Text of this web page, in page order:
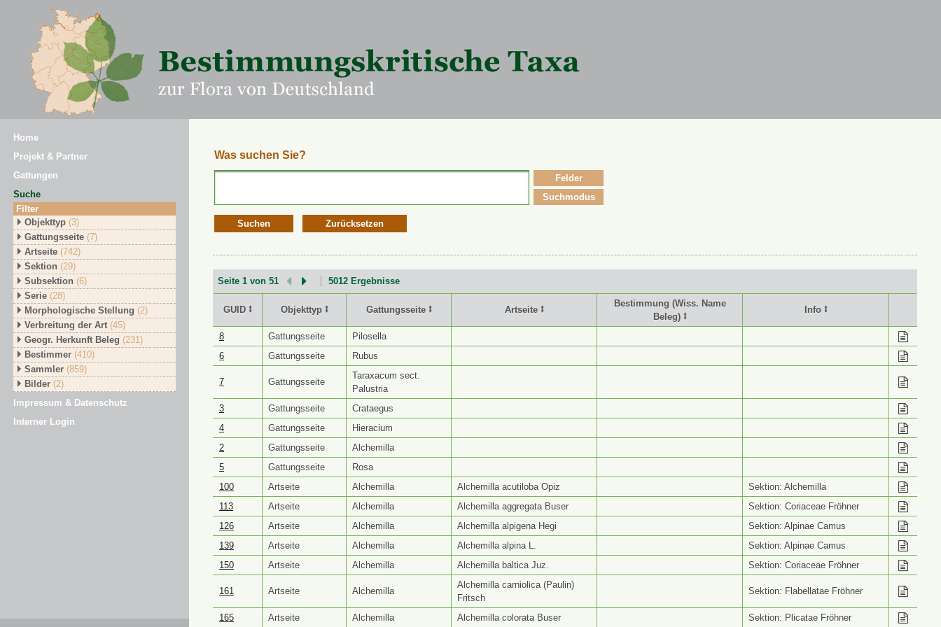
Home
Projekt & Partner
Gattungen
Suche
Filter
Objekttyp (3)
Gattungsseite (7)
Artseite (742)
Sektion (29)
Subsektion (6)
Serie (28)
Morphologische Stellung (2)
Verbreitung der Art (45)
Geogr. Herkunft Beleg (231)
Bestimmer (410)
Sammler (859)
Bilder (2)
Impressum & Datenschutz
Interner Login
Was suchen Sie?
Suchen Zurücksetzen
Felder
Suchmodus
Seite 1 von 51 5012 Ergebnisse
GUID ⭥ Objekttyp ⭥ Gattungsseite ⭥ Artseite ⭥
Bestimmung (Wiss. Name
Beleg) ⭥
Info ⭥
GUID ⭥ Objekttyp ⭥ Gattungsseite ⭥
Beleg) ⭥
8 Gattungsseite
Pilosella
6
Gattungsseite Rubus
7 Gattungsseite
Taraxacum sect.
Palustria
3
Gattungsseite
Crataegus
4
Gattungsseite
Hieracium
2
Gattungsseite
Alchemilla
5
Gattungsseite
Rosa
100
Artseite Alchemilla Alchemilla acutiloba Opiz
Sektion: Alchemilla
113
Artseite Alchemilla Alchemilla aggregata Buser
Sektion: Coriaceae Fröhner
126
Artseite Alchemilla Alchemilla alpigena Hegi
Sektion: Alpinae Camus
139
Artseite Alchemilla Alchemilla alpina L.
Sektion: Alpinae Camus
150
Artseite Alchemilla Alchemilla baltica Juz. Sektion: Coriaceae Fröhner
161 Artseite Alchemilla
Alchemilla carniolica (Paulin)
Fritsch
Sektion: Flabellatae Fröhner
165 Artseite Alchemilla Alchemilla colorata Buser Sektion: Plicatae Fröhner